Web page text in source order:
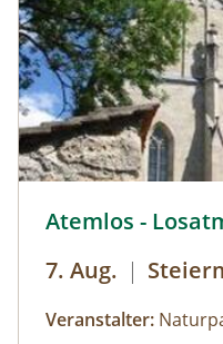
Europäischen
finanziert.
entdecken die
aus geht´s in
Gottfried
Apotheke der Natur
Bergsteigerdorf
Atemlos -
7. Aug. |
Veranstalter: